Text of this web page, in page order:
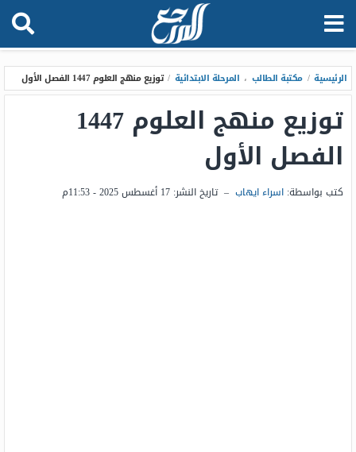
الرئيسية / مكتبة الطالب ، المرحلة الابتدائية / توزيع منهج العلوم 1447 الفصل الأول
توزيع منهج العلوم 1447
الفصل الأول
كتب بواسطة: اسراء ايهاب – تاريخ النشر: 17 أغسطس 2025 - 11:53م